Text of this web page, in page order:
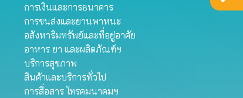
การเงินและการธนาคาร
การขนส่งและยานพาหนะ
อสังหาริมทรัพย์และที่อยู่อาศัย
อาหาร ยา และผลิตภัณฑ์ฯ
บริการสุขภาพ
สินค้าและบริการทั่วไป
การสื่อสาร โทรคมนาคมฯ